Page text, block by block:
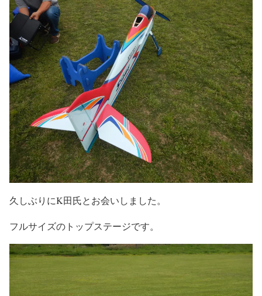
久しぶりにK田氏とお会いしました。
フルサイズのトップステージです。